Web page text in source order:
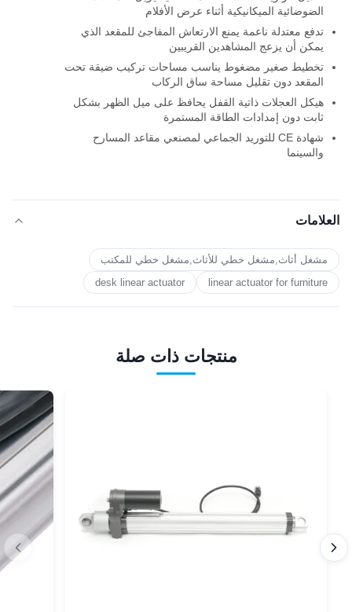
الضوضائية الميكانيكية أثناء عرض الأفلام
تدفع معتدلة ناعمة يمنع الارتعاش المفاجئ للمقعد الذي
يمكن أن يزعج المشاهدين القريبين
تخطيط صغير مضغوط يناسب مساحات تركيب ضيقة تحت
المقعد دون تقليل مساحة ساق الركاب
هيكل العجلات ذاتية القفل يحافظ على ميل الظهر بشكل
ثابت دون إمدادات الطاقة المستمرة
شهادة CE للتوريد الجماعي لمصنعي مقاعد المسارح
والسينما
العلامات
مشغل أثاث,مشغل خطي للأثاث,مشغل خطي للمكتب
linear actuator for furniture
desk linear actuator
منتجات ذات صلة